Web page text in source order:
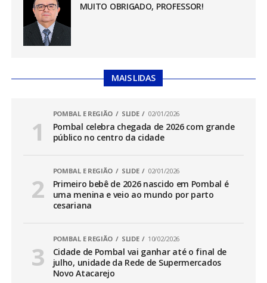
MUITO OBRIGADO, PROFESSOR!
MAIS LIDAS
POMBAL E REGIÃO SLIDE 02/01/2026
Pombal celebra chegada de 2026 com grande
público no centro da cidade
POMBAL E REGIÃO SLIDE 02/01/2026
Primeiro bebê de 2026 nascido em Pombal é
uma menina e veio ao mundo por parto
cesariana
POMBAL E REGIÃO SLIDE 10/02/2026
Cidade de Pombal vai ganhar até o final de
julho, unidade da Rede de Supermercados
Novo Atacarejo